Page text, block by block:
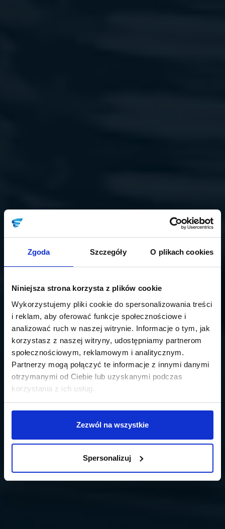
Zgoda Szczegóły O plikach cookies
Niniejsza strona korzysta z plików cookie
Wykorzystujemy pliki cookie do spersonalizowania treści
i reklam, aby oferować funkcje społecznościowe i
analizować ruch w naszej witrynie. Informacje o tym, jak
korzystasz z naszej witryny, udostępniamy partnerom
społecznościowym, reklamowym i analitycznym.
Partnerzy mogą połączyć te informacje z innymi danymi
otrzymanymi od Ciebie lub uzyskanymi podczas
korzystania z ich usług.
Zezwól na wszystkie
Spersonalizuj